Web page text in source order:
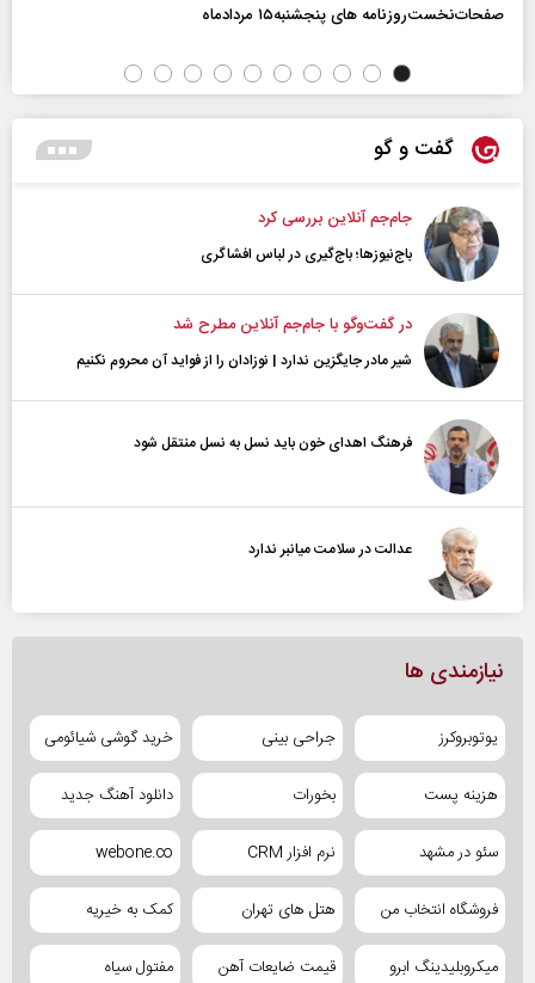
صفحات‌نخست‌روزنامه ها‌ی پنجشنبه‌۱۵ مردادماه
گفت و گو
جام‌جم آنلاین بررسی کرد
باج‌نیوزها؛ باج‌گیری در لباس افشاگری
در گفت‌و‌گو با جام‌جم آنلاین مطرح شد
شیر مادر جایگزین ندارد | نوزادان را از فواید آن محروم نکنیم
فرهنگ اهدای خون باید نسل به نسل منتقل شود
عدالت در سلامت میانبر ندارد
نیازمندی ها
یوتوبروکرز جراحی بینی خرید گوشی شیائومی
هزینه پست بخورات دانلود آهنگ جدید
سئو در مشهد نرم افزار CRM webone.co
فروشگاه انتخاب من هتل های تهران کمک به خیریه
میکروبلیدینگ ابرو قیمت ضایعات آهن مفتول سیاه